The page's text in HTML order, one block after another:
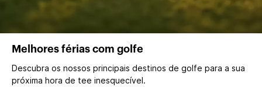
Melhores férias com golfe
Descubra os nossos principais destinos de golfe para a sua
próxima hora de tee inesquecível.